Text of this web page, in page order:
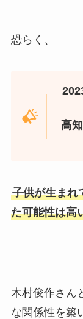
恐らく、
高
子供が生まれ
た可能性は高
木村俊作さん
な関係性を築